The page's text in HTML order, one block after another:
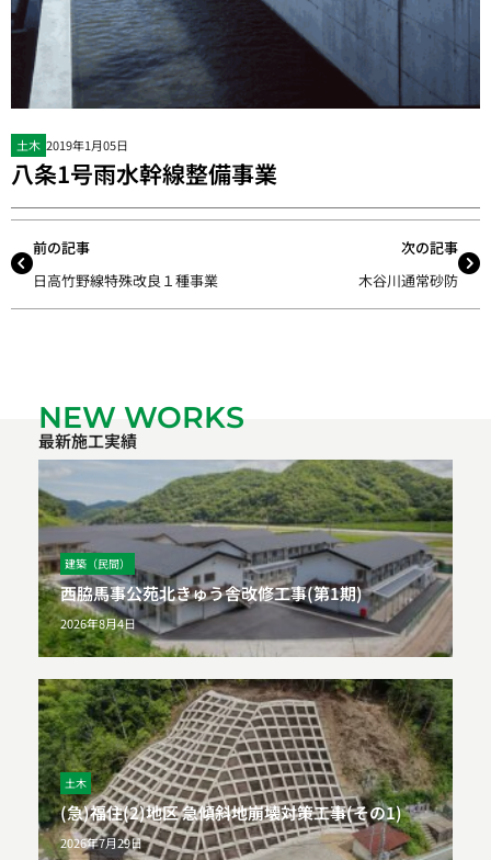
土木 2019年1月05日
八条1号雨水幹線整備事業
前の記事
日高竹野線特殊改良１種事業
次の記事
木谷川通常砂防
NEW WORKS
最新施工実績
建築（民間）
西脇馬事公苑北きゅう舎改修工事(第1期)
2026年8月4日
土木
(急)福住(2)地区 急傾斜地崩壊対策工事(その1)
2026年7月29日